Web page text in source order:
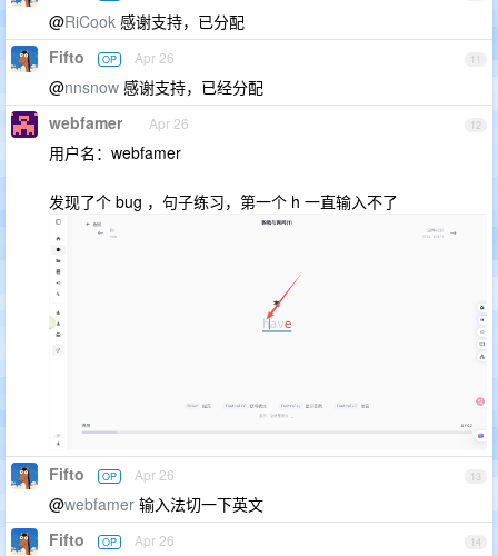
@RiCook 感谢支持，已分配
11
Fifto OP Apr 26
@nnsnow 感谢支持，已经分配
12
webfamer Apr 26
用户名：webfamer
发现了个 bug ，句子练习，第一个 h 一直输入不了
13
Fifto OP Apr 26
@webfamer 输入法切一下英文
14
Fifto OP Apr 26